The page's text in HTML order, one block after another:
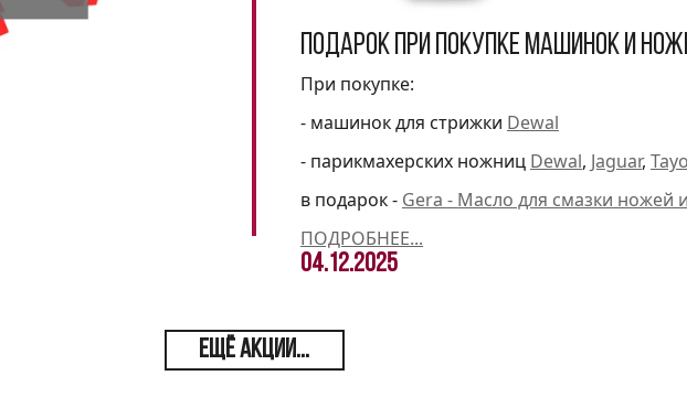
Подарок при покупке машинок и
При покупке:
- машинок для стрижки Dewal
- парикмахерских ножниц Dewal, Jaguar, Tayo
в подарок - Gera - Масло для смазки ножей
ПОДРОБНЕЕ...
04.12.2025
ЕЩЁ АКЦИИ...